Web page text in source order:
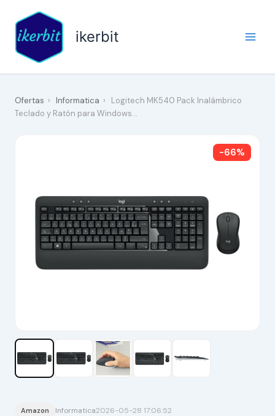
contenido
ikerbit
Ofertas › Informatica ›
Logitech MK540 Pack Inalámbrico
Teclado y Ratón para Windows…
-66%
Amazon Informatica2026-05-28 17:06:52